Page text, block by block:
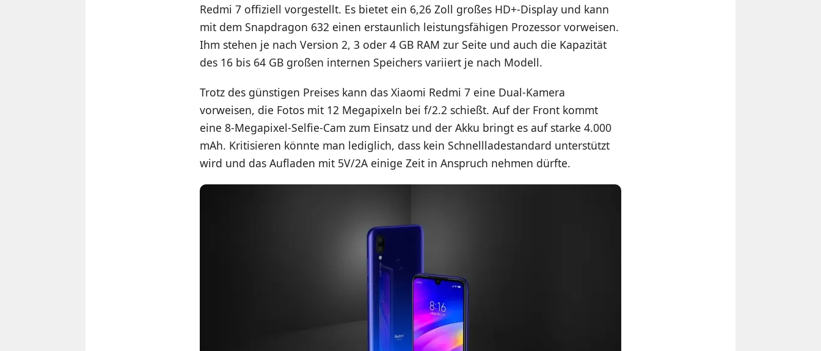
Redmi 7 offiziell vorgestellt. Es bietet ein 6,26 Zoll großes HD+-Display und kann
mit dem Snapdragon 632 einen erstaunlich leistungsfähigen Prozessor vorweisen.
Ihm stehen je nach Version 2, 3 oder 4 GB RAM zur Seite und auch die Kapazität
des 16 bis 64 GB großen internen Speichers variiert je nach Modell.
Trotz des günstigen Preises kann das Xiaomi Redmi 7 eine Dual-Kamera
vorweisen, die Fotos mit 12 Megapixeln bei f/2.2 schießt. Auf der Front kommt
eine 8-Megapixel-Selfie-Cam zum Einsatz und der Akku bringt es auf starke 4.000
mAh. Kritisieren könnte man lediglich, dass kein Schnellladestandard unterstützt
wird und das Aufladen mit 5V/2A einige Zeit in Anspruch nehmen dürfte.